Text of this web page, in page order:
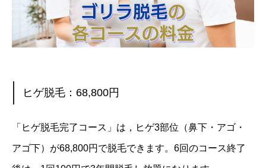
ヒゲ脱毛：68,800円
「ヒゲ脱毛完了コース」は，ヒゲ3部位（鼻下・アゴ・
アゴ下）が68,800円で脱毛できます。6回のコース終了